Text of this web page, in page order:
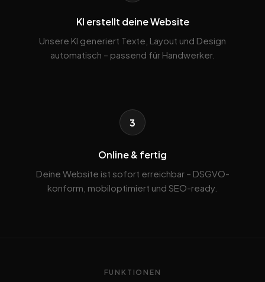
KI erstellt deine Website
Unsere KI generiert Texte, Layout und Design
automatisch – passend für Handwerker.
3
Online & fertig
Deine Website ist sofort erreichbar – DSGVO-
konform, mobiloptimiert und SEO-ready.
FUNKTIONEN